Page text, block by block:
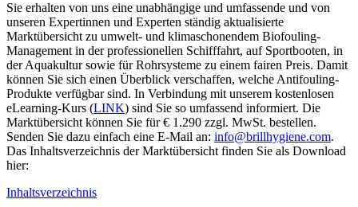
Sie erhalten von uns eine unabhängige und umfassende und von
unseren Expertinnen und Experten ständig aktualisierte
Marktübersicht zu umwelt- und klimaschonendem Biofouling-
Management in der professionellen Schifffahrt, auf Sportbooten, in
der Aquakultur sowie für Rohrsysteme zu einem fairen Preis. Damit
können Sie sich einen Überblick verschaffen, welche Antifouling-
Produkte verfügbar sind. In Verbindung mit unserem kostenlosen
eLearning-Kurs (LINK) sind Sie so umfassend informiert. Die
Marktübersicht können Sie für € 1.290 zzgl. MwSt. bestellen.
Senden Sie dazu einfach eine E-Mail an: info@brillhygiene.com.
Das Inhaltsverzeichnis der Marktübersicht finden Sie als Download
hier:
Inhaltsverzeichnis